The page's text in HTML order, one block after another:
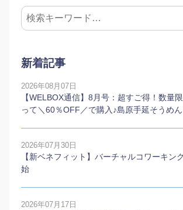
新着記事
2026年08月07日
【WELBOX通信】8月号：超すご得！数量
って＼60％OFF／で購入♪島原手延そうめん
2026年07月30日
【新ベネフィット】バーチャルコワーキン
始
2026年07月17日